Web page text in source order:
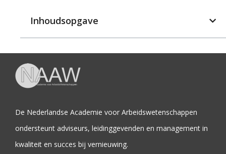
Inhoudsopgave
De Nederlandse Academie voor Arbeidswetenschappen
ondersteunt adviseurs, leidinggevenden en management in
kwaliteit en succes bij vernieuwing.